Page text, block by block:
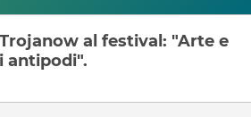
al festival: "Arte e
antipodi".